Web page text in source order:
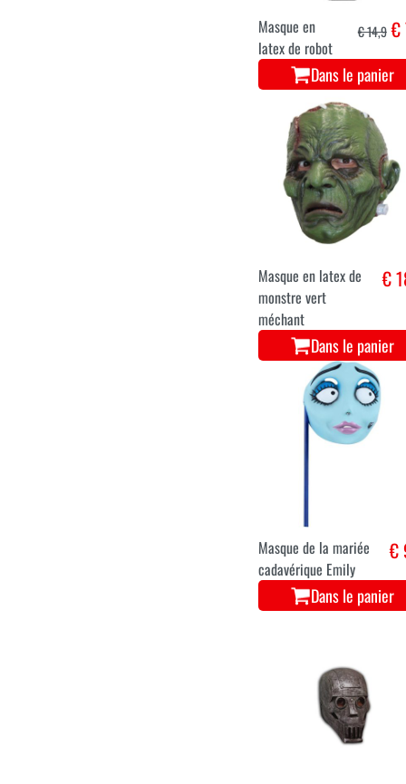
Masque en
latex de robot
€ 14,9€
Dans le panier
Masque en latex de
monstre vert
méchant
€
Dans le panier
Masque de la mariée
cadavérique Emily
€
Dans le panier